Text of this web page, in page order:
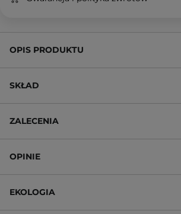
OPIS PRODUKTU
SKŁAD
ZALECENIA
OPINIE
EKOLOGIA